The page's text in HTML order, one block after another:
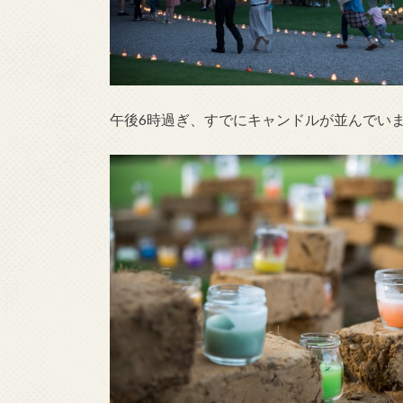
午後6時過ぎ、すでにキャンドルが並んでい